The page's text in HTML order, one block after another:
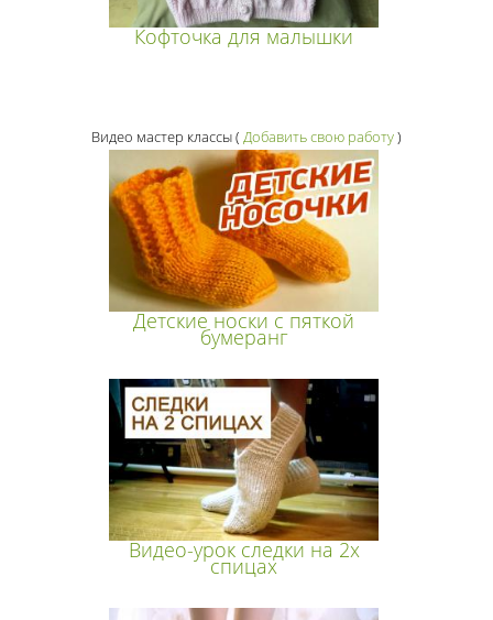
Кофточка для малышки
Видео мастер классы( Добавить свою работу)
Детские носки с пяткой
бумеранг
Видео-урок следки на 2х
спицах